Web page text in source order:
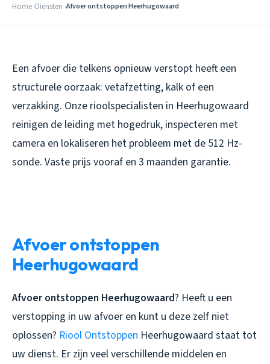
Home Diensten Afvoer ontstoppen Heerhugowaard
Een afvoer die telkens opnieuw verstopt heeft een
structurele oorzaak: vetafzetting, kalk of een
verzakking. Onze rioolspecialisten in Heerhugowaard
reinigen de leiding met hogedruk, inspecteren met
camera en lokaliseren het probleem met de 512 Hz-
sonde. Vaste prijs vooraf en 3 maanden garantie.
Afvoer ontstoppen
Heerhugowaard
Afvoer ontstoppen Heerhugowaard? Heeft u een
verstopping in uw afvoer en kunt u deze zelf niet
oplossen? Riool Ontstoppen Heerhugowaard staat tot
uw dienst. Er zijn veel verschillende middelen en